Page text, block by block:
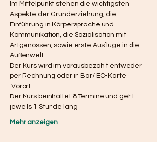
Im Mittelpunkt stehen die wichtigsten
Aspekte der Grunderziehung, die
Einführung in Körpersprache und
Kommunikation, die Sozialisation mit
Artgenossen, sowie erste Ausflüge in die
Außenwelt.
Der Kurs wird im vorausbezahlt entweder
per Rechnung oder in Bar/ EC-Karte
Vorort.
Der Kurs beinhaltet 8 Termine und geht
jeweils 1 Stunde lang.
Mehr anzeigen